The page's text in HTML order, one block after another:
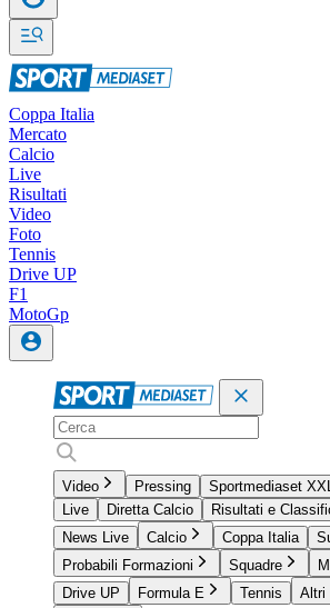
Coppa Italia
Mercato
Calcio
Live
Risultati
Video
Foto
Tennis
Drive UP
F1
MotoGp
Video Pressing Sportmediaset
Live
Diretta Calcio
Risultati e
News Live
Calcio Coppa Italia
Probabili Formazioni
Squadre
Drive UP
Formula E Tennis Altri